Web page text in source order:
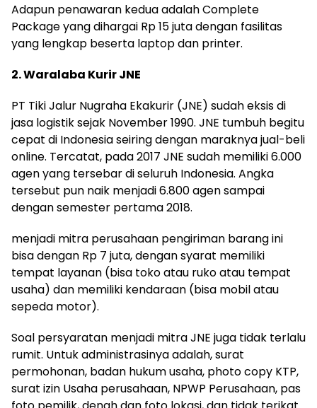
Adapun penawaran kedua adalah Complete
Package yang dihargai Rp 15 juta dengan fasilitas
yang lengkap beserta laptop dan printer.
2. Waralaba Kurir JNE
PT Tiki Jalur Nugraha Ekakurir (JNE) sudah eksis di
jasa logistik sejak November 1990. JNE tumbuh begitu
cepat di Indonesia seiring dengan maraknya jual-beli
online. Tercatat, pada 2017 JNE sudah memiliki 6.000
agen yang tersebar di seluruh Indonesia. Angka
tersebut pun naik menjadi 6.800 agen sampai
dengan semester pertama 2018.
menjadi mitra perusahaan pengiriman barang ini
bisa dengan Rp 7 juta, dengan syarat memiliki
tempat layanan (bisa toko atau ruko atau tempat
usaha) dan memiliki kendaraan (bisa mobil atau
sepeda motor).
Soal persyaratan menjadi mitra JNE juga tidak terlalu
rumit. Untuk administrasinya adalah, surat
permohonan, badan hukum usaha, photo copy KTP,
surat izin Usaha perusahaan, NPWP Perusahaan, pas